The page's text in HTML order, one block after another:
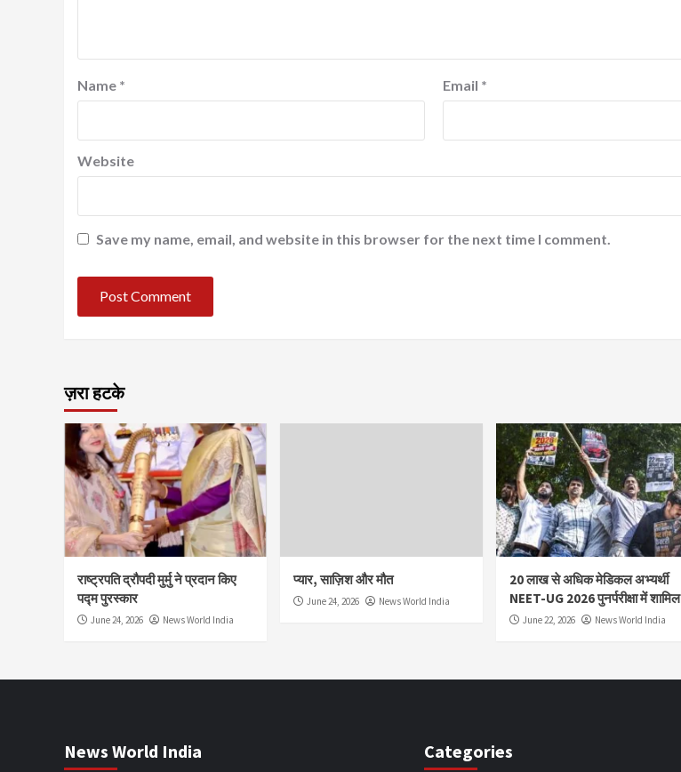
Name * Email *
Website
Save my name, email, and website in this browser for the next time I comment.
ज़रा हटके
राष्ट्रपति द्रौपदी मुर्मु ने प्रदान किए
पद्म पुरस्कार
June 24, 2026 News World India
प्यार, साज़िश और मौत
June 24, 2026 News World India
20 लाख से अधिक मेडिकल अभ्यर्थी
NEET-UG 2026 पुनर्परीक्षा में शामिल
June 22, 2026 News World India
News World India Categories